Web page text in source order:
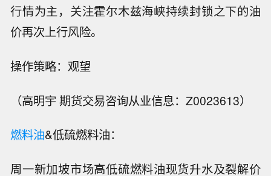
行情为主，关注霍尔木兹海峡持续封锁之下的油
价再次上行风险。
操作策略：观望
（高明宇 期货交易咨询从业信息：Z0023613）
燃料油&低硫燃料油：
周一新加坡市场高低硫燃料油现货升水及裂解价